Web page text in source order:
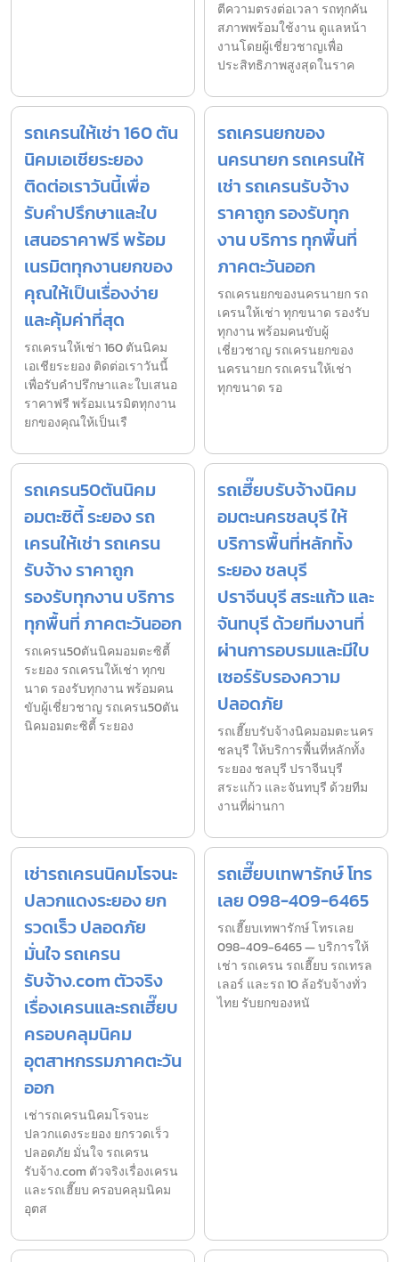
ตีความตรงต่อเวลา รถทุกคัน
สภาพพร้อมใช้งาน ดูแลหน้า
งานโดยผู้เชี่ยวชาญเพื่อ
ประสิทธิภาพสูงสุดในราค
รถเครนให้เช่า 160 ตัน
นิคมเอเชียระยอง
ติดต่อเราวันนี้เพื่อ
รับคำปรึกษาและใบ
เสนอราคาฟรี พร้อม
เนรมิตทุกงานยกของ
คุณให้เป็นเรื่องง่าย
และคุ้มค่าที่สุด
รถเครนให้เช่า 160 ตันนิคม
เอเชียระยอง ติดต่อเราวันนี้
เพื่อรับคำปรึกษาและใบเสนอ
ราคาฟรี พร้อมเนรมิตทุกงาน
ยกของคุณให้เป็นเรื
รถเครนยกของ
นครนายก รถเครนให้
เช่า รถเครนรับจ้าง
ราคาถูก รองรับทุก
งาน บริการ ทุกพื้นที่
ภาคตะวันออก
รถเครนยกของนครนายก รถ
เครนให้เช่า ทุกขนาด รองรับ
ทุกงาน พร้อมคนขับผู้
เชี่ยวชาญ รถเครนยกของ
นครนายก รถเครนให้เช่า
ทุกขนาด รอ
รถเครน50ตันนิคม
อมตะซิตี้ ระยอง รถ
เครนให้เช่า รถเครน
รับจ้าง ราคาถูก
รองรับทุกงาน บริการ
ทุกพื้นที่ ภาคตะวันออก
รถเครน50ตันนิคมอมตะซิตี้
ระยอง รถเครนให้เช่า ทุกข
นาด รองรับทุกงาน พร้อมคน
ขับผู้เชี่ยวชาญ รถเครน50ตัน
นิคมอมตะซิตี้ ระยอง
รถเฮี๊ยบรับจ้างนิคม
อมตะนครชลบุรี ให้
บริการพื้นที่หลักทั้ง
ระยอง ชลบุรี
ปราจีนบุรี สระแก้ว และ
จันทบุรี ด้วยทีมงานที่
ผ่านการอบรมและมีใบ
เซอร์รับรองความ
ปลอดภัย
รถเฮี๊ยบรับจ้างนิคมอมตะนคร
ชลบุรี ให้บริการพื้นที่หลักทั้ง
ระยอง ชลบุรี ปราจีนบุรี
สระแก้ว และจันทบุรี ด้วยทีม
งานที่ผ่านกา
เช่ารถเครนนิคมโรจนะ
ปลวกแดงระยอง ยก
รวดเร็ว ปลอดภัย
มั่นใจ รถเครน
รับจ้าง.com ตัวจริง
เรื่องเครนและรถเฮี๊ยบ
ครอบคลุมนิคม
อุตสาหกรรมภาคตะวัน
ออก
เช่ารถเครนนิคมโรจนะ
ปลวกแดงระยอง ยกรวดเร็ว
ปลอดภัย มั่นใจ รถเครน
รับจ้าง.com ตัวจริงเรื่องเครน
และรถเฮี๊ยบ ครอบคลุมนิคม
อุตส
รถเฮี๊ยบเทพารักษ์ โทร
เลย 098-409-6465
รถเฮี๊ยบเทพารักษ์ โทรเลย
098-409-6465 — บริการให้
เช่า รถเครน รถเฮี๊ยบ รถเทรล
เลอร์ และรถ 10 ล้อรับจ้างทั่ว
ไทย รับยกของหนั